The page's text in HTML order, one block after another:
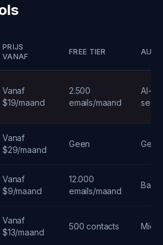
PRIJS
VANAF
FREE TIER
Vanaf
$19/maand
2.500
emails/maand
AI-
Vanaf
$29/maand
Geen
Vanaf
$9/maand
12.000
emails/maand
Basis
Vanaf
$13/maand
500 contacts